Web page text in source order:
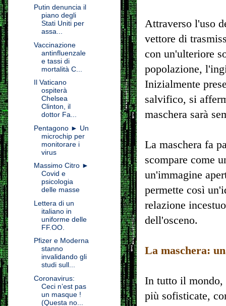
Attraverso l'uso
vettore di
con un'ulteriore
popolazione,
Inizialmente
salvifico, si
maschera sarà
La maschera fa
scompare come
un'immagine
permette così
relazione
dell'osceno.
La maschera:
In tutto il mondo,
più sofisticate,
Putin denuncia il
piano degli
Stati Uniti per
assa...
Vaccinazione
antinfluenzale
e tassi di
mortalità C...
Il Vaticano
ospiterà
Chelsea
Clinton, il
dottor Fa...
Pentagono ► Un
microchip per
monitorare i
virus
Massimo Citro ►
Covid e
psicologia
delle masse
Lettera di un
italiano in
uniforme delle
FF.OO.
Pfizer e Moderna
stanno
invalidando gli
studi sull...
Coronavirus:
Ceci n’est pas
un masque !
(Questa no...